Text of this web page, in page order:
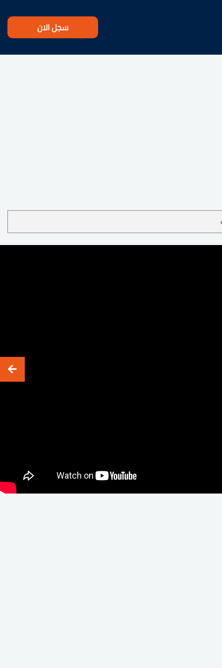
سجل الان